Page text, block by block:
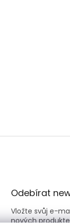
Odebírat
Vložte svůj e-
nových